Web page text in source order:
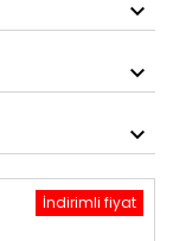
İndirimli fiyat